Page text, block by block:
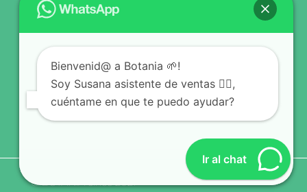
Términos y condiciones
Cambios y Devoluciones
Libro de Reclamaciones
Síguenos
© BOTANIA since 2021
Bienvenid@ a Botania 🌱!
Soy Susana asistente de ventas 🙋‍♀️,
cuéntame en que te puedo ayudar?
Ir al chat